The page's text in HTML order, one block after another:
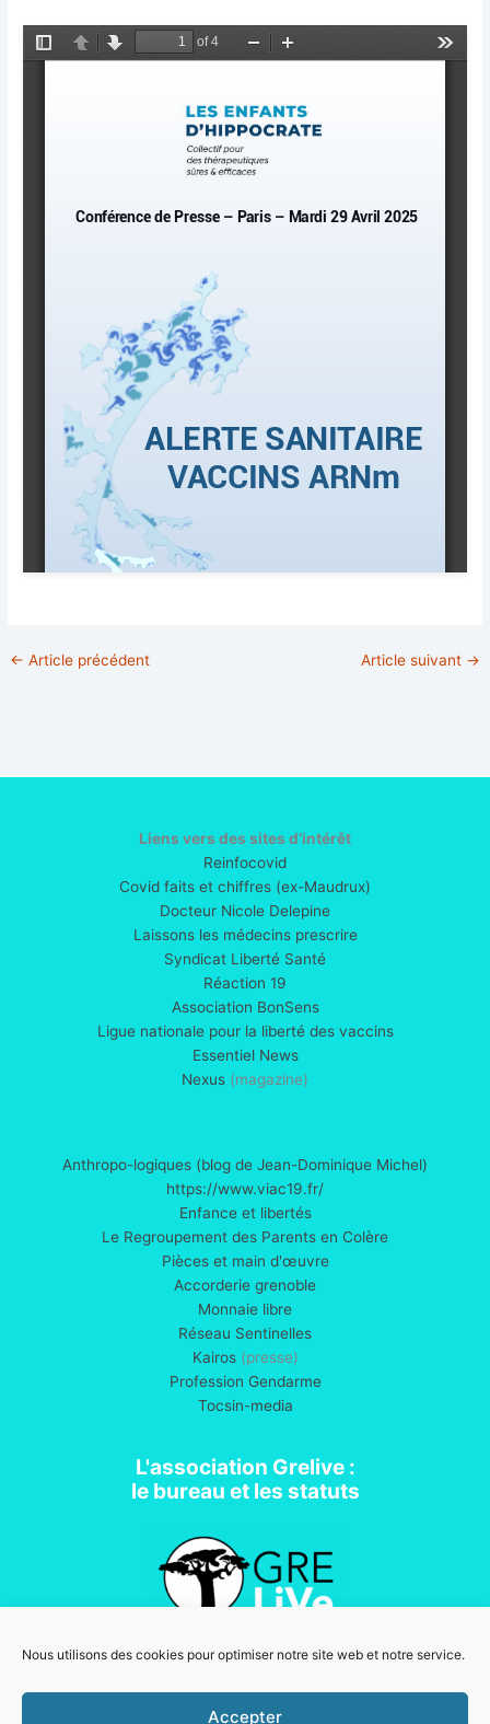
Nous utilisons des cookies pour optimiser notre site web et notre service.
Accepter
← Article précédent Article suivant →
Liens vers des sites d’intérêt
Reinfocovid
Covid faits et chiffres (ex-Maudrux)
Docteur Nicole Delepine
Laissons les médecins prescrire
Syndicat Liberté Santé
Réaction 19
Association BonSens
Ligue nationale pour la liberté des vaccins
Essentiel News
Nexus (magazine)
Anthropo-logiques (blog de Jean-Dominique Michel)
https://www.viac19.fr/
Enfance et libertés
Le Regroupement des Parents en Colère
Pièces et main d'œuvre
Accorderie grenoble
Monnaie libre
Réseau Sentinelles
Kairos(presse)
Profession Gendarme
Tocsin-media
L'association Grelive :
le bureau et les statuts
Association loi 1901